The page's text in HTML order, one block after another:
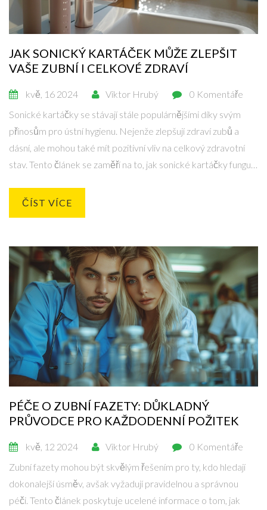
JAK SONICKÝ KARTÁČEK MŮŽE ZLEPŠIT
VAŠE ZUBNÍ I CELKOVÉ ZDRAVÍ
kvě, 16 2024 Viktor Hrubý
0 Komentáře
Sonické kartáčky se stávají stále populárnějšími díky svým
přínosům pro ústní hygienu. Nejenže zlepšují zdraví zubů a
dásní, ale mohou také mít pozitivní vliv na celkový zdravotní
stav. Tento článek se zaměří na to, jak sonické kartáčky fungují,
ústního, ale i celkového zdraví.
ČÍST VÍCE
PÉČE O ZUBNÍ FAZETY: DŮKLADNÝ
PRŮVODCE PRO KAŽDODENNÍ POŽITEK
kvě, 12 2024 Viktor Hrubý
0 Komentáře
Zubní fazety mohou být skvělým řešením pro ty, kdo hledají
dokonalejší úsměv, avšak vyžadují pravidelnou a správnou
péči. Tento článek poskytuje ucelené informace o tom, jak